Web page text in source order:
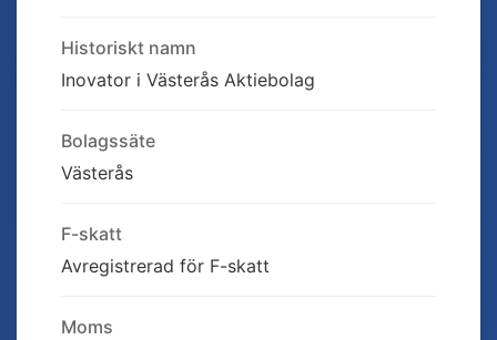
Historiskt namn
Inovator i Västerås Aktiebolag
Bolagssäte
Västerås
F-skatt
Avregistrerad för F-skatt
Moms